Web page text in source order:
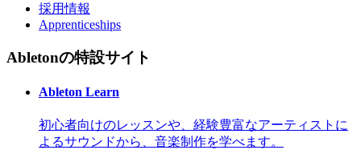
採用情報
Apprenticeships
Abletonの特設サイト
Ableton Learn
初心者向けのレッスンや、経験豊富なアーティストに
よるサウンドから、音楽制作を学べます。